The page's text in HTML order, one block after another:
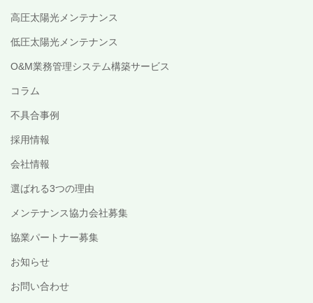
高圧太陽光メンテナンス
低圧太陽光メンテナンス
O&M業務管理システム構築サービス
コラム
不具合事例
採用情報
会社情報
選ばれる3つの理由
メンテナンス協力会社募集
協業パートナー募集
お知らせ
お問い合わせ